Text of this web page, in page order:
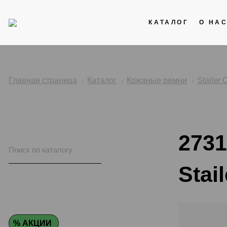
КАТАЛОГ О НАС
Главная страница Каталог Кожаные ремни Stailer
% АКЦИИ